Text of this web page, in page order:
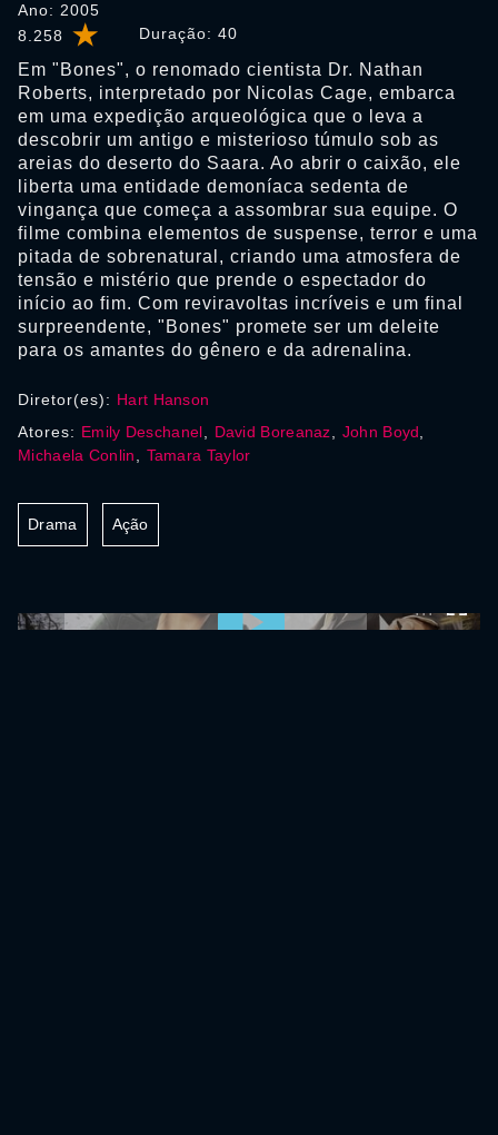
8.258 Duração: 40
Ano: 2005
Em "Bones", o renomado cientista Dr. Nathan
Roberts, interpretado por Nicolas Cage, embarca
em uma expedição arqueológica que o leva a
descobrir um antigo e misterioso túmulo sob as
areias do deserto do Saara. Ao abrir o caixão, ele
liberta uma entidade demoníaca sedenta de
vingança que começa a assombrar sua equipe. O
filme combina elementos de suspense, terror e uma
pitada de sobrenatural, criando uma atmosfera de
tensão e mistério que prende o espectador do
início ao fim. Com reviravoltas incríveis e um final
surpreendente, "Bones" promete ser um deleite
para os amantes do gênero e da adrenalina.
Diretor(es): Hart Hanson
Atores: Emily Deschanel David Boreanaz John Boyd
Michaela Conlin
Tamara Taylor
Drama Ação